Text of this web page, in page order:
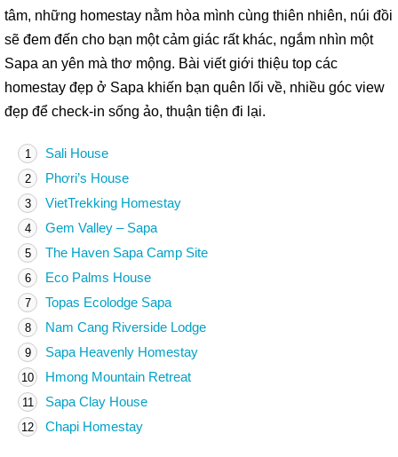
tâm, những homestay nằm hòa mình cùng thiên nhiên, núi đồi
sẽ đem đến cho bạn một cảm giác rất khác, ngắm nhìn một
Sapa an yên mà thơ mộng. Bài viết giới thiệu top các
homestay đẹp ở Sapa khiến bạn quên lối về, nhiều góc view
đẹp để check-in sống ảo, thuận tiện đi lại.
1 Sali House
2 Phơri’s House
3 VietTrekking Homestay
4 Gem Valley – Sapa
5 The Haven Sapa Camp Site
6 Eco Palms House
7 Topas Ecolodge Sapa
8 Nam Cang Riverside Lodge
9 Sapa Heavenly Homestay
10 Hmong Mountain Retreat
11 Sapa Clay House
12 Chapi Homestay